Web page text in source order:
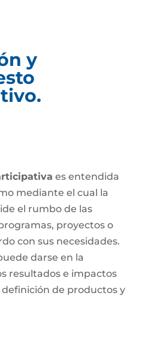
y
es entendida
mediante el cual la
el rumbo de las
proyectos o
con sus necesidades.
darse en la
resultados e impactos
definición de productos y